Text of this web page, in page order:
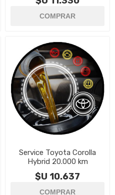
Service Toyota Corolla
Hybrid 20.000 km
$U 10.637